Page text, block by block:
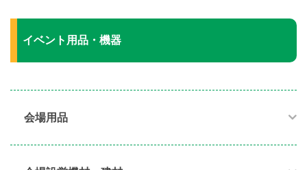
イベント用品・機器
会場用品